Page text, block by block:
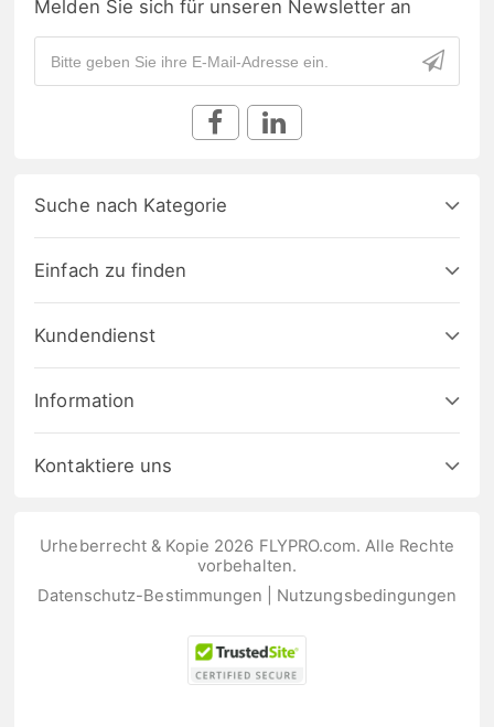
Melden Sie sich für unseren Newsletter an
Suche nach Kategorie
Einfach zu finden
Kundendienst
Information
Kontaktiere uns
Urheberrecht & Kopie 2026 FLYPRO.com. Alle Rechte
vorbehalten.
Datenschutz-Bestimmungen
Nutzungsbedingungen